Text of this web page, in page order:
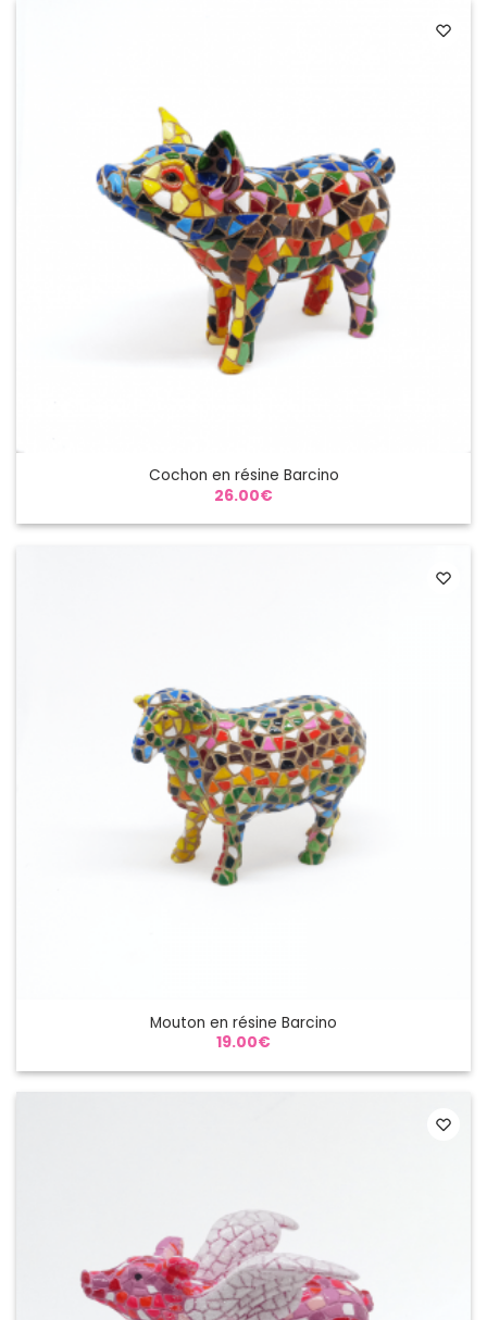
Cochon en résine Barcino
26.00€
Mouton en résine Barcino
19.00€